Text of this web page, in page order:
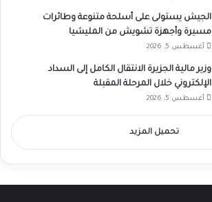
الجيش يستولى على أسلحة متنوعة وطائرات
مسيرة وأجهزة تشويش من المليشيا
أغسطس 5, 2026
وزير مالية الجزيرة الانتقال الكامل إلى السداد
الإلكتروني خلال المرحلة المقبلة
أغسطس 5, 2026
تحميل المزيد